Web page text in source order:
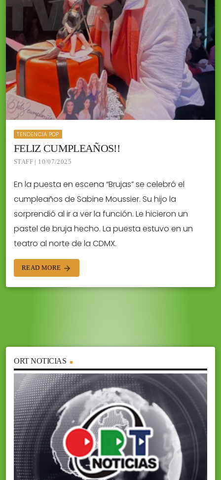
TENDENCIA POP
FELIZ CUMPLEAÑOS!!
STAFF | 10/07/2025
En la puesta en escena “Brujas” se celebró el
cumpleaños de Sabine Moussier. Su hijo la
sorprendió al ir a ver la función. Le hicieron un
pastel de bruja hecho. La puesta estuvo en un
teatro al norte de la CDMX.
READ MORE arrow_forward
ORT NOTICIAS